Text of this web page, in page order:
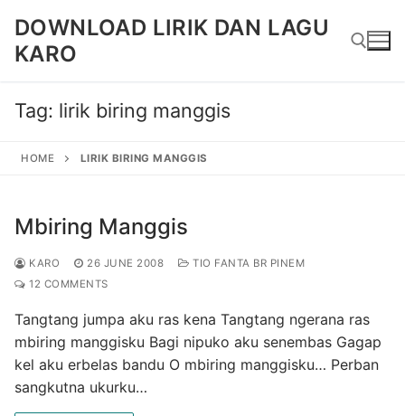
content
DOWNLOAD LIRIK DAN LAGU
KARO
Search for:
Tag: lirik biring manggis
HOME LIRIK BIRING MANGGIS
Mbiring Manggis
KARO 26 JUNE 2008
TIO FANTA BR PINEM
12 COMMENTS
Tangtang jumpa aku ras kena Tangtang ngerana ras
mbiring manggisku Bagi nipuko aku senembas Gagap
kel aku erbelas bandu O mbiring manggisku… Perban
sangkutna ukurku…